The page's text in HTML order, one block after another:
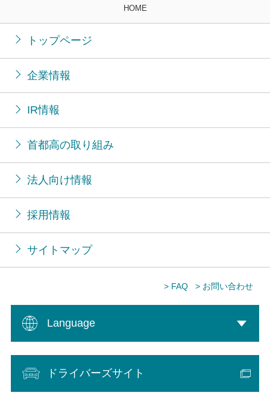
HOME
トップページ
企業情報
IR情報
首都高の取り組み
法人向け情報
採用情報
サイトマップ
> FAQ > お問い合わせ
Language
ドライバーズサイト